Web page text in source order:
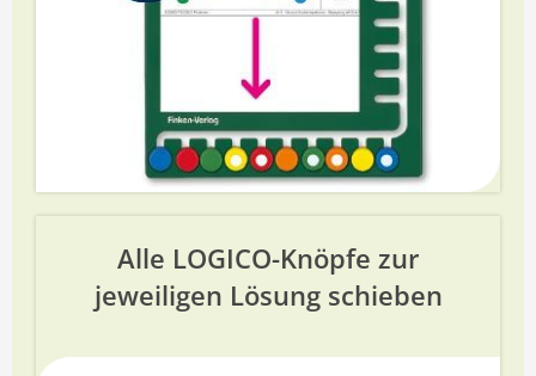
Alle LOGICO-Knöpfe zur
jeweiligen Lösung schieben